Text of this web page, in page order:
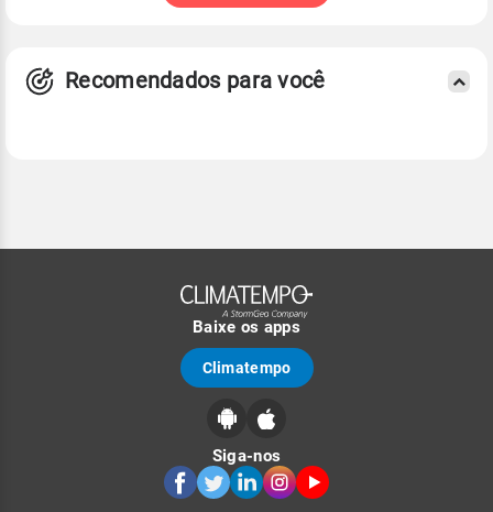
Recomendados para você
Baixe os apps
Climatempo
Siga-nos